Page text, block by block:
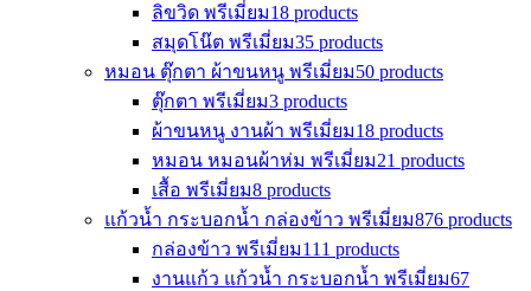
ลิขวิด พรีเมี่ยม18 products
สมุดโน๊ต พรีเมี่ยม35 products
หมอน ตุ๊กตา ผ้าขนหนู พรีเมี่ยม50 products
ตุ๊กตา พรีเมี่ยม3 products
ผ้าขนหนู งานผ้า พรีเมี่ยม18 products
หมอน หมอนผ้าห่ม พรีเมี่ยม21 products
เสื้อ พรีเมี่ยม8 products
แก้วน้ำ กระบอกน้ำ กล่องข้าว พรีเมี่ยม876 products
กล่องข้าว พรีเมี่ยม111 products
งานแก้ว แก้วน้ำ กระบอกน้ำ พรีเมี่ยม67